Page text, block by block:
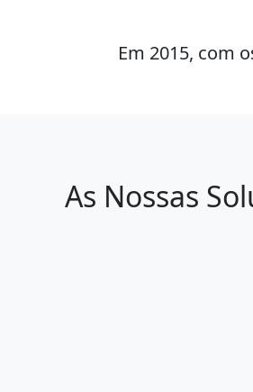
Em 2015, com
As Nossas